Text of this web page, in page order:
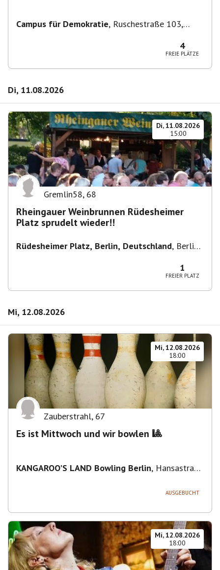
Campus für Demokratie, Ruschestraße 103,
4
FREIE PLÄTZE
Di, 11.08.2026
Di, 11.08.2026
15:00
Gremlin58, 68
Rheingauer Weinbrunnen Rüdesheimer
Platz sprudelt wieder!!
Rüdesheimer Platz, Berlin, Deutschland, Berlin-
1
FREIER PLATZ
Mi, 12.08.2026
Mi, 12.08.2026
18:00
Zauberstrahl, 67
Es ist Mittwoch und wir bowlen 🎱
KANGAROO'S LAND Bowling Berlin, Hansastraße
AUSGEBUCHT
Mi, 12.08.2026
18:00